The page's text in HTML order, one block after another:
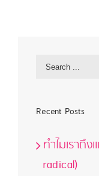
Recent Posts
ทำไมเราถึ
radical)